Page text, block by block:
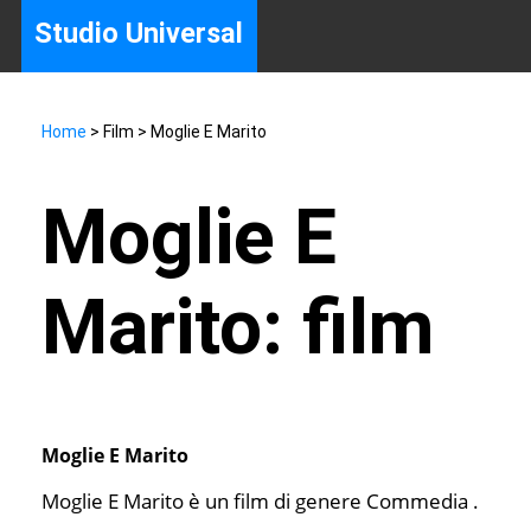
Studio Universal
Home > Film > Moglie E Marito
Moglie E
Marito: film
Moglie E Marito
Moglie E Marito è un film di genere Commedia .